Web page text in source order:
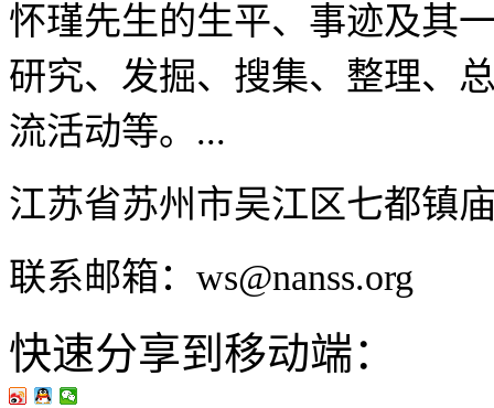
怀瑾先生的生平、事迹及其
研究、发掘、搜集、整理、
流活动等。...
江苏省苏州市吴江区七都镇
联系邮箱：ws@nanss.org
快速分享到移动端：